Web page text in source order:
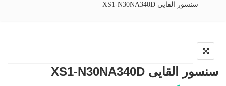
سنسور القایی XS1-N30NA340D
سنسور القایی XS1-N30NA340D